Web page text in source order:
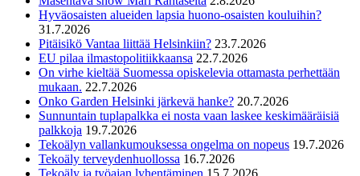
Hyväosaisten alueiden lapsia huono-osaisten kouluihin?
31.7.2026
Pitäisikö Vantaa liittää Helsinkiin? 23.7.2026
EU pilaa ilmastopolitiikkaansa 22.7.2026
On virhe kieltää Suomessa opiskelevia ottamasta perhettään
mukaan. 22.7.2026
Onko Garden Helsinki järkevä hanke? 20.7.2026
Sunnuntain tuplapalkka ei nosta vaan laskee keskimääräisiä
palkkoja 19.7.2026
Tekoälyn vallankumouksessa ongelma on nopeus 19.7.2026
Tekoäly terveydenhuollossa 16.7.2026